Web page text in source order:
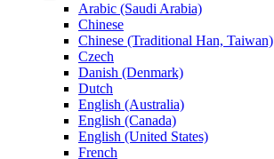
Arabic (Saudi Arabia)
Chinese
Chinese (Traditional Han, Taiwan)
Czech
Danish (Denmark)
Dutch
English (Australia)
English (Canada)
English (United States)
French